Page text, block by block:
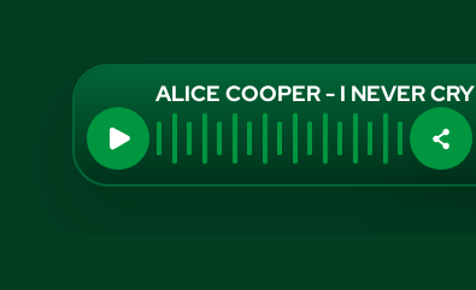
ALICE COOPER - I NEVER CRY